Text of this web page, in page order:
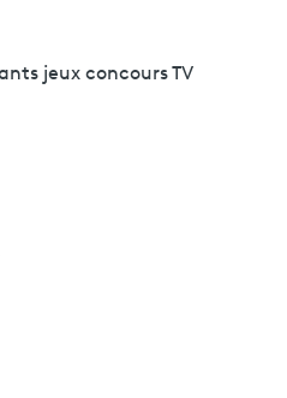
jeux concours TV